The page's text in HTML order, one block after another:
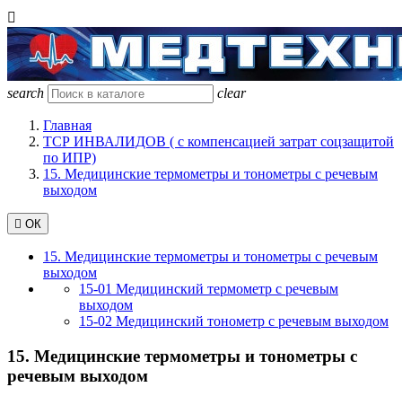

search clear
Главная
ТСР ИНВАЛИДОВ ( с компенсацией затрат соцзащитой
по ИПР)
15. Медицинские термометры и тонометры с речевым
выходом
 ОК
15. Медицинские термометры и тонометры с речевым
выходом
15-01 Медицинский термометр с речевым
выходом
15-02 Медицинский тонометр с речевым выходом
15. Медицинские термометры и тонометры с
речевым выходом